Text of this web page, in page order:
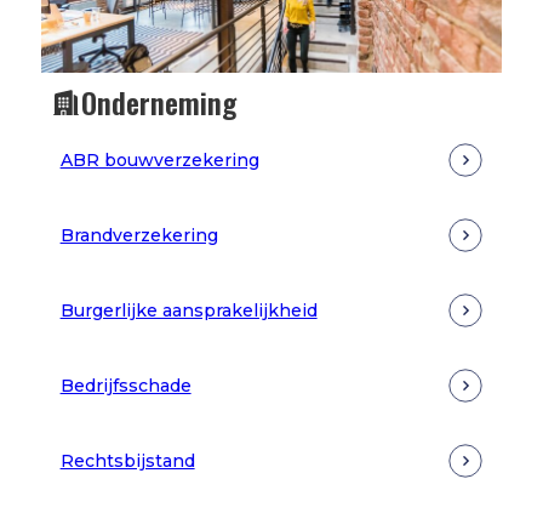
Onderneming
ABR bouwverzekering
Brandverzekering
Burgerlijke aansprakelijkheid
Bedrijfsschade
Rechtsbijstand